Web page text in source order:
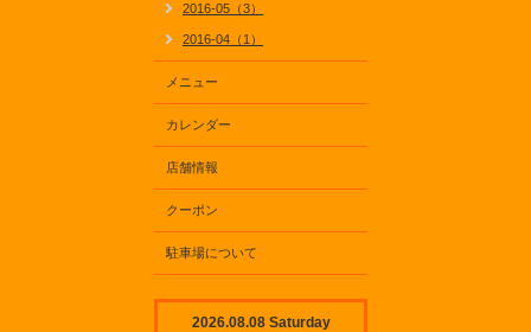
2016-05（3）
2016-04（1）
メニュー
カレンダー
店舗情報
クーポン
駐車場について
2026.08.08 Saturday